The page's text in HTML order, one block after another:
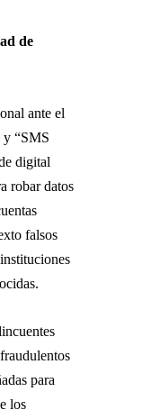
de
ante el
y “SMS
digital
robar datos
falsos
para
los